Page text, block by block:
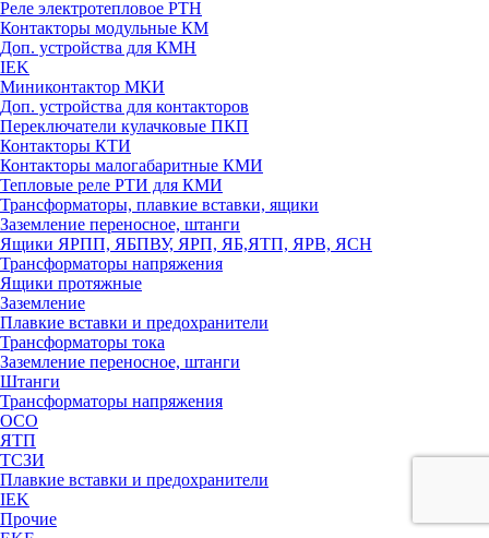
Реле электротепловое РТН
Контакторы модульные КМ
Доп. устройства для КМН
IEK
Миниконтактор МКИ
Доп. устройства для контакторов
Переключатели кулачковые ПКП
Контакторы КТИ
Контакторы малогабаритные КМИ
Тепловые реле РTИ для КМИ
Трансформаторы, плавкие вставки, ящики
Заземление переносное, штанги
Ящики ЯРПП, ЯБПВУ, ЯРП, ЯБ,ЯТП, ЯРВ, ЯСН
Трансформаторы напряжения
Ящики протяжные
Заземление
Плавкие вставки и предохранители
Трансформаторы тока
Заземление переносное, штанги
Штанги
Трансформаторы напряжения
ОСО
ЯТП
ТСЗИ
Плавкие вставки и предохранители
IEK
Прочие